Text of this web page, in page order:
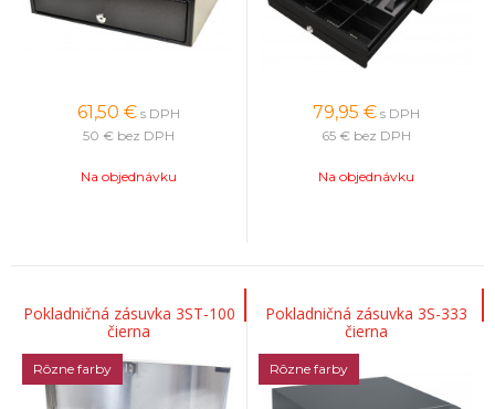
61,50 € s DPH
50 € bez DPH
Na objednávku
79,95 € s DPH
65 € bez DPH
Na objednávku
Pokladničná zásuvka 3ST-100
čierna
Rôzne farby
Pokladničná zásuvka 3S-333
čierna
Rôzne farby